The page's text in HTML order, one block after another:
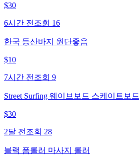
$30
6시간 전 조회 16
한국 등산바지 원단좋음
$10
7시간 전 조회 9
Street Surfing 웨이브보드 스케이트보드
$30
2달 전 조회 28
블랙 폼롤러 마사지 롤러